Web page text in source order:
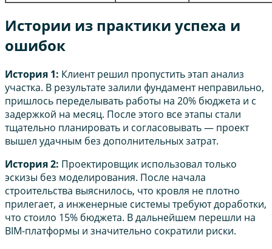
Истории из практики успеха и
ошибок
История 1: Клиент решил пропустить этап анализ
участка. В результате залили фундамент неправильно,
пришлось переделывать работы на 20% бюджета и с
задержкой на месяц. После этого все этапы стали
тщательно планировать и согласовывать — проект
вышел удачным без дополнительных затрат.
История 2: Проектировщик использовал только
эскизы без моделирования. После начала
строительства выяснилось, что кровля не плотно
прилегает, а инженерные системы требуют доработки,
что стоило 15% бюджета. В дальнейшем перешли на
BIM-платформы и значительно сократили риски.